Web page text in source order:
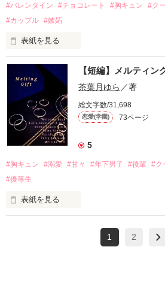
執筆期間　2024/05/26〜2024/05/31
完結公開　2024/05/31
作品を読む
どうやら私が転校した半年後に引っ越し
2人ともクラスメイトではあったものの、
同じ班にも隣の席にもなったことがな
なのに、ご近所さんになった途端、
「あ、小夏デレラのほうが良かった？」
めぐろ らいや
後輩思いの姉御肌
朝日 琳子
あさひ りんこ
◇◇◇
出会いは11年前。
校舎裏で泣いていた私を慰めてくれた時
そんな彼は今、
「1人で寂しい琳子ちゃんのために、
切れ長の大きな目が印象的なかっこい
「皆様はじめまして。動物部部長の
生徒達からの歓声を浴びながらステー
こないだの猫目お兄さん……⁉
ロマンチストなバイク乗り
#バレンタイン #チョコレート #胸キュン #ク
#カップル #嫉妬
表紙を見る
私の彼氏は
「……ねぇ、久しぶりに、キスしよ？」
「ここ、外だからまた今度な」
「あともう1軒行かない？」
出会って12年経っても、
【短編】メルティン
茶葉月ゆら ／著
総文字数/31,698
恋愛(学園) 73ページ
5
#胸キュン #溺愛 #甘々 #年下男子 #後輩 #ク
#優等生
表紙を見る
1年生の頃からずっと成績トップで、
1 2